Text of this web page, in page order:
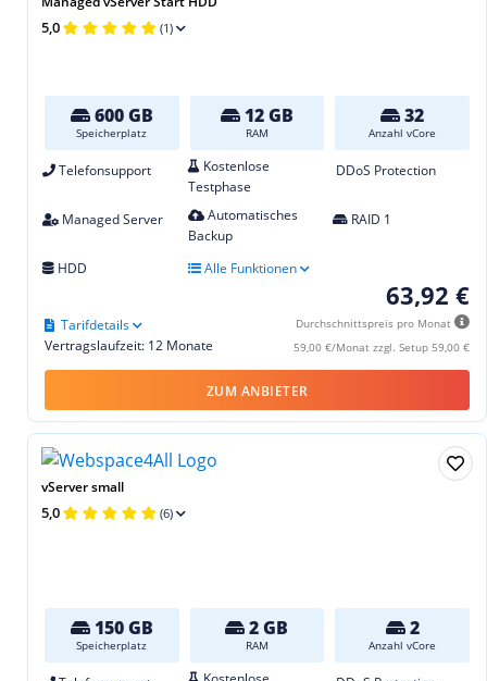
5,0 (1)
600 GB
Speicherplatz
12 GB
RAM
32
Anzahl vCore
Telefonsupport
Kostenlose
Testphase
DDoS Protection
Managed Server
Automatisches
Backup
RAID 1
HDD Alle Funktionen
63,92 €
Durchschnittspreis pro Monat
59,00 €/Monat zzgl. Setup 59,00 €
Vertragslaufzeit: 12 Monate
Tarifdetails
ZUM ANBIETER
vServer small
5,0 (6)
150 GB
Speicherplatz
2 GB
RAM
2
Anzahl vCore